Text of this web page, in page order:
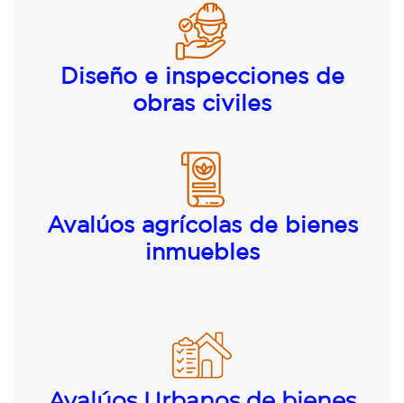
Diseño e inspecciones de
obras civiles
Avalúos agrícolas de bienes
inmuebles